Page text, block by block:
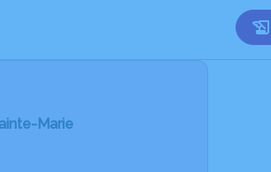
Marie